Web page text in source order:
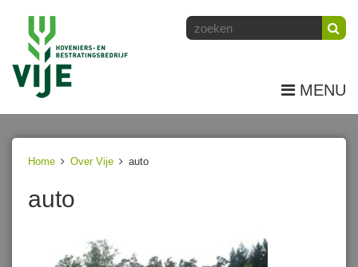
MENU
Home Over Vije auto
auto